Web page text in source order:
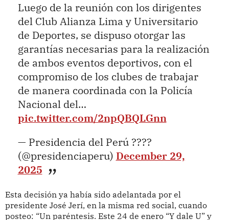
Luego de la reunión con los dirigentes
del Club Alianza Lima y Universitario
de Deportes, se dispuso otorgar las
garantías necesarias para la realización
de ambos eventos deportivos, con el
compromiso de los clubes de trabajar
de manera coordinada con la Policía
Nacional del…
pic.twitter.com/2npQBQLGnn
— Presidencia del Perú ????
(@presidenciaperu) December 29,
2025
Esta decisión ya había sido adelantada por el
presidente José Jerí, en la misma red social, cuando
posteo: “Un paréntesis. Este 24 de enero “Y dale U” y